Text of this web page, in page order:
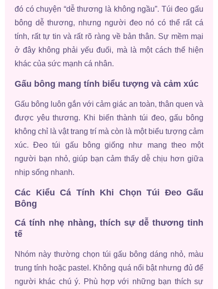
đó có chuyện “dễ thương là không ngầu”. Túi đeo gấu
bông dễ thương, nhưng người đeo nó có thể rất cá
tính, rất tự tin và rất rõ ràng về bản thân. Sự mềm mại
ở đây không phải yếu đuối, mà là một cách thể hiện
khác của sức mạnh cá nhân.
Gấu bông mang tính biểu tượng và cảm xúc
Gấu bông luôn gắn với cảm giác an toàn, thân quen và
được yêu thương. Khi biến thành túi đeo, gấu bông
không chỉ là vật trang trí mà còn là một biểu tượng cảm
xúc. Đeo túi gấu bông giống như mang theo một
người bạn nhỏ, giúp bạn cảm thấy dễ chịu hơn giữa
nhịp sống nhanh.
Các Kiểu Cá Tính Khi Chọn Túi Đeo Gấu
Bông
Cá tính nhẹ nhàng, thích sự dễ thương tinh
tế
Nhóm này thường chọn túi gấu bông dáng nhỏ, màu
trung tính hoặc pastel. Không quá nổi bật nhưng đủ để
người khác chú ý. Phù hợp với những bạn thích sự